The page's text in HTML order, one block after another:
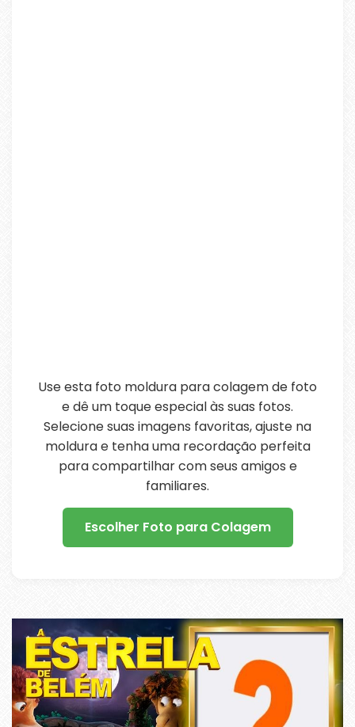
Use esta foto moldura para colagem de foto
e dê um toque especial às suas fotos.
Selecione suas imagens favoritas, ajuste na
moldura e tenha uma recordação perfeita
para compartilhar com seus amigos e
familiares.
Escolher Foto para Colagem